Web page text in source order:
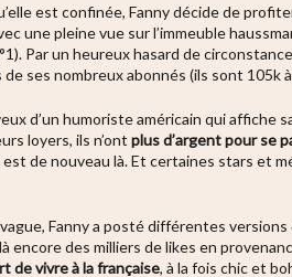
est confinée, Fanny décide de
une pleine vue sur l’immeuble
Par un heureux hasard de
ses nombreux abonnés (ils sont 105k
d’un humoriste américain qui
loyers, ils n’ont plus d’argent pour se
est de nouveau là. Et certaines stars et
Fanny a posté différentes
encore des milliers de likes en
de vivre à la française, à la fois chic et